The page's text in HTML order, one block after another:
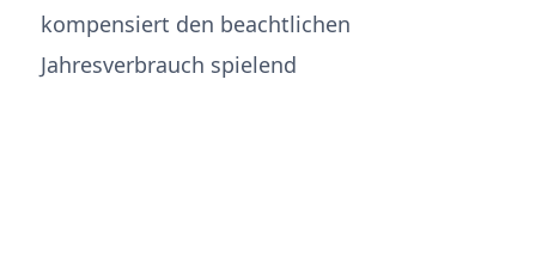
kompensiert den beachtlichen
Jahresverbrauch spielend